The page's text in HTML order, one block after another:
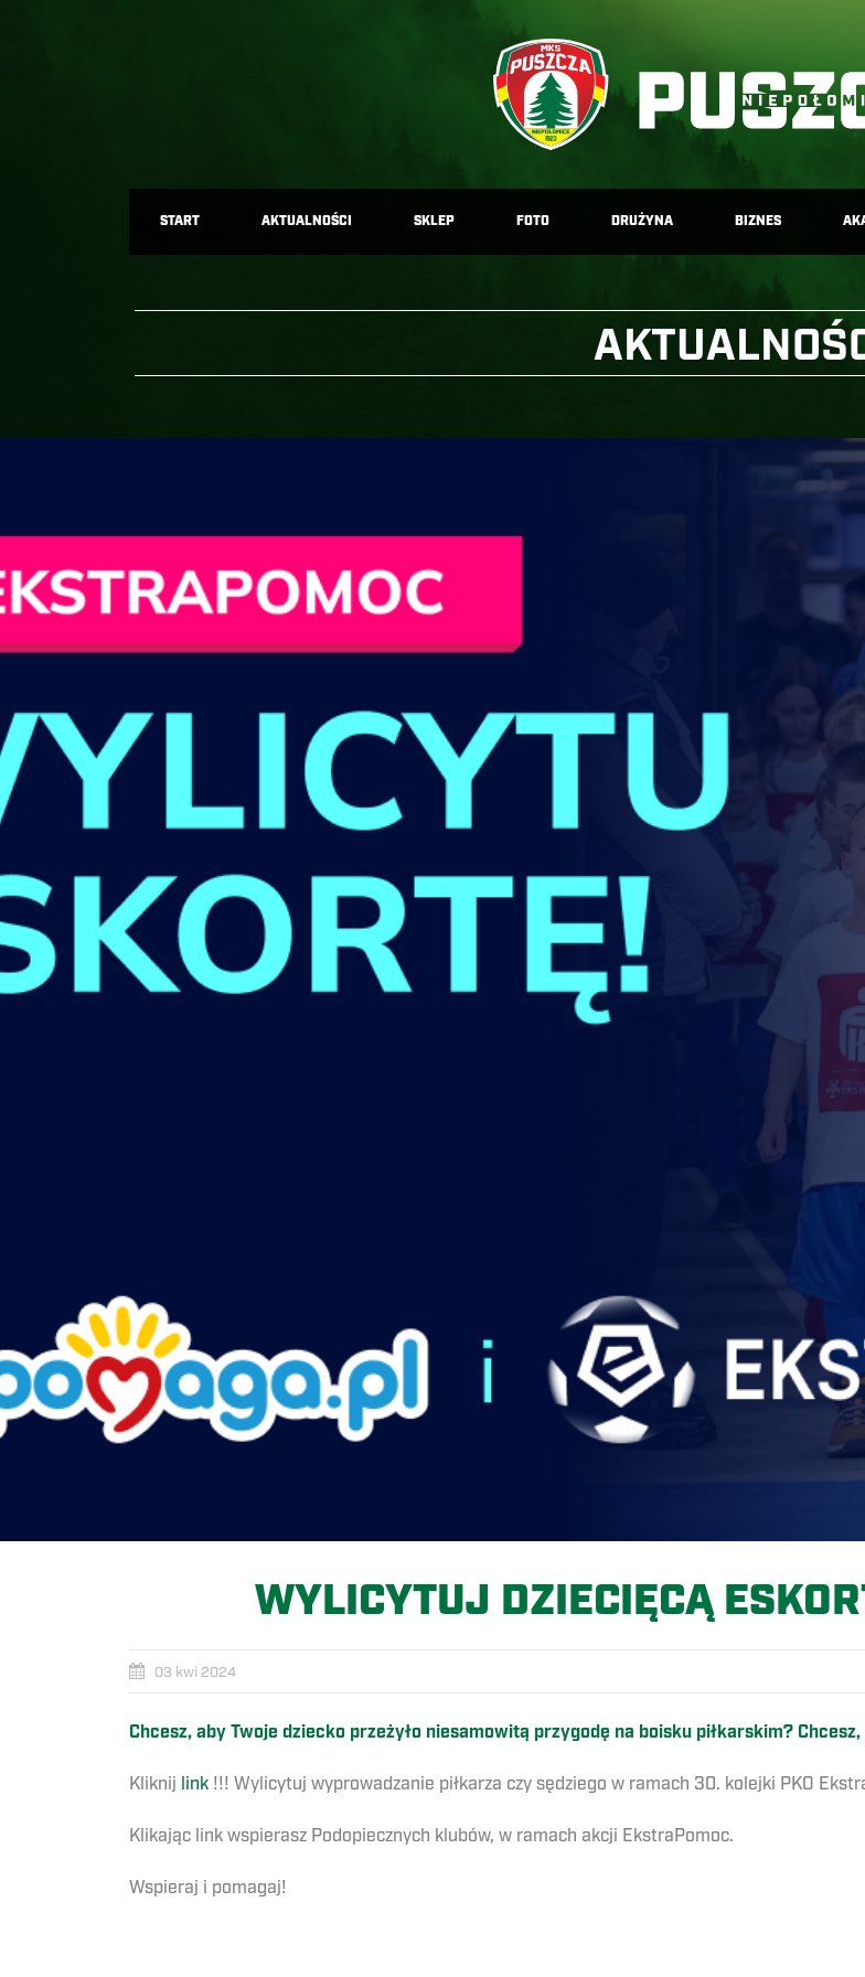
START AKTUALNOŚCI SKLEP FOTO DRUŻYNA BIZNES
WYLICYTUJ DZIECIĘCĄ
03 kwi 2024
Chcesz, aby Twoje dziecko przeżyło niesamowitą przygodę na boisku piłkarskim?
Kliknij link !!! Wylicytuj wyprowadzanie piłkarza czy sędziego w ramach 30. kolejki PKO
Klikając link wspierasz Podopiecznych klubów, w ramach akcji EkstraPomoc.
Wspieraj i pomagaj!